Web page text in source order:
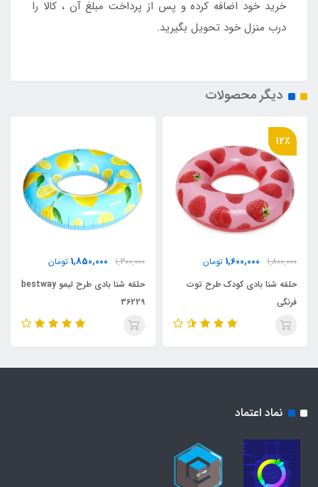
خرید خود اضافه کرده و پس از پرداخت مبلغ آن ، کالا را
درب منزل خود تحویل بگیرید.
دیگر محصولات
12٪
1,800,000
1,600,000 تومان
حلقه شنا بادی کودک طرح توت
فرنگی
1,300,000
1,850,000 تومان
حلقه شنا بادی طرح لیمو bestway
36229
نماد اعتماد